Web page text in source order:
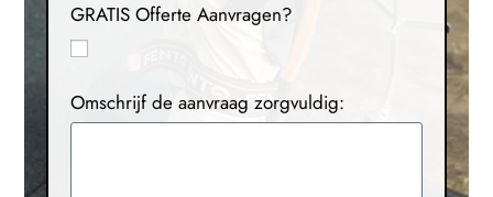
GRATIS Offerte Aanvragen?
Omschrijf de aanvraag zorgvuldig: